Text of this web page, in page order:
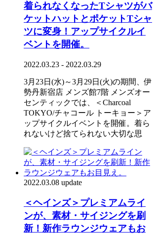
着られなくなったTシャツがバ
ケットハットとポケットTシャ
ツに変身！アップサイクルイ
ベントを開催。
2022.03.23 - 2022.03.29
3月23日(水)～3月29日(火)の期間、伊
勢丹新宿店 メンズ館7階 メンズオー
センティックでは、＜Charcoal
TOKYO/チャコール トーキョー＞ア
ップサイクルイベントを開催。着ら
れないけど捨てられない大切な思
2022.03.08 update
＜ヘインズ＞プレミアムライ
ンが、素材・サイジングを刷
新！新作ラウンジウェアもお